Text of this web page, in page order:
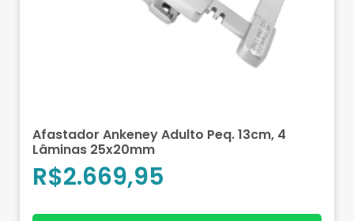
Afastador Ankeney Adulto Peq. 13cm, 4
Lâminas 25x20mm
R$2.669,95